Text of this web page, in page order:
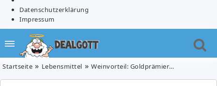
Datenschutzerklärung
Impressum
Startseite Lebensmittel Weinvorteil: Goldprämierte Bordeaux-Selektion (6 Flaschen in einer Holzkiste) für 31,49€